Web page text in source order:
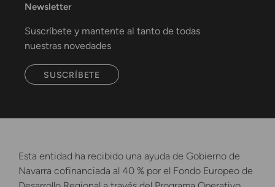
Newsletter
Suscríbete y mantente al tanto de todas
nuestras novedades
SUSCRÍBETE
Esta entidad ha recibido una ayuda de Gobierno de
Navarra cofinanciada al 40 % por el Fondo Europeo de